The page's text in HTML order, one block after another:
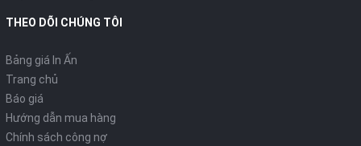
THEO DÕI CHÚNG TÔI
Bảng giá In Ấn
Trang chủ
Báo giá
Hướng dẫn mua hàng
Chính sách công nợ